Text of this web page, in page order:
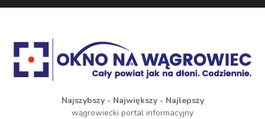
Najszybszy - Największy - Najlepszy
wągrowiecki portal informacyjny